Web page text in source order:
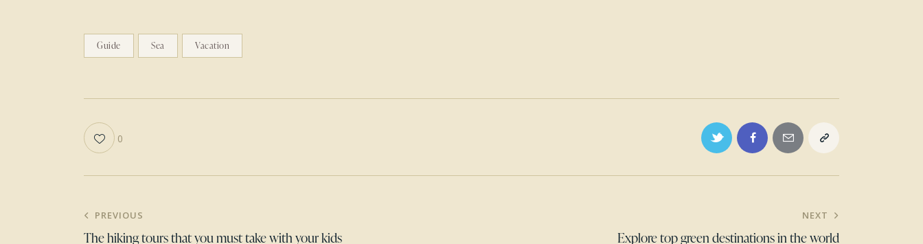
Guide Sea Vacation
0
Navegación
PREVIOUS
The hiking tours that you must take with your kids
NEXT
Explore top green destinations in the world